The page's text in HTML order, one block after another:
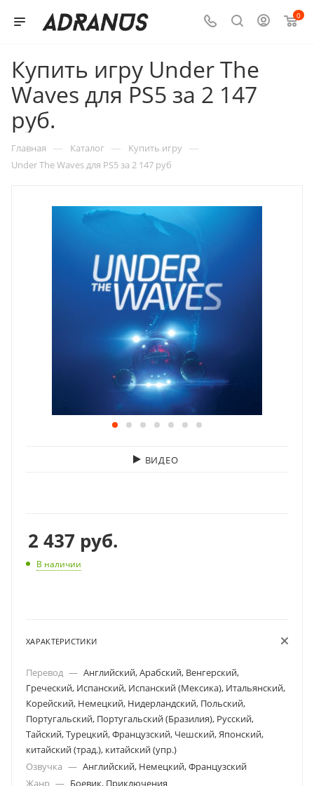
0
Купить игру Under The
Waves для PS5 за 2 147
руб.
Главная — Каталог — Купить игру —
Under The Waves для PS5 за 2 147 руб
ВИДЕО
2 437 руб.
В наличии
ХАРАКТЕРИСТИКИ
Перевод — Английский, Арабский, Венгерский,
Греческий, Испанский, Испанский (Мексика), Итальянский,
Корейский, Немецкий, Нидерландский, Польский,
Португальский, Португальский (Бразилия), Русский,
Тайский, Турецкий, Французский, Чешский, Японский,
китайский (трад.), китайский (упр.)
Озвучка — Английский, Немецкий, Французский